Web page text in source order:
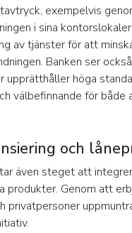
exempelvis
i sina
av tjänster för att
Banken ser
upprätthåller höga
välbefinnande för både
och
även steget att
produkter. Genom att
privatpersoner